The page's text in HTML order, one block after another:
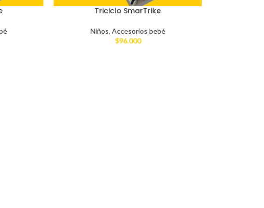
Triciclo SmarTrike
Niños, Accesorios bebé
$96.000